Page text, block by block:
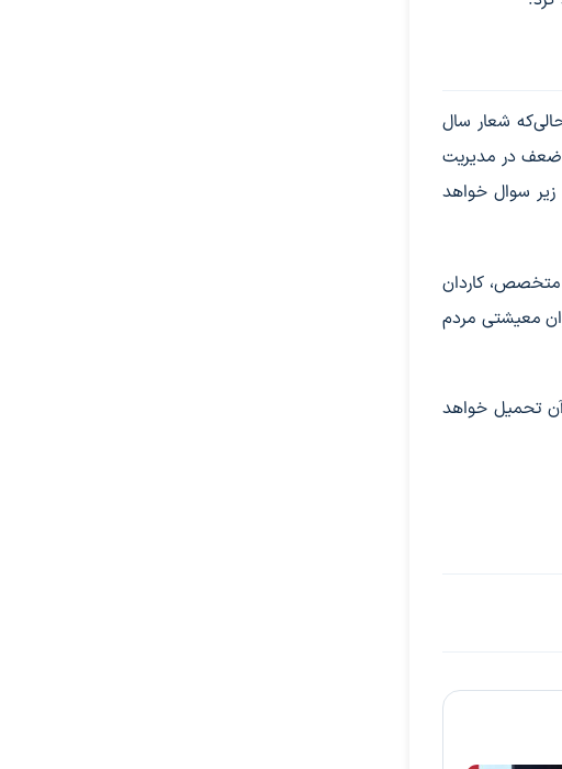
شعار سال
ضعف در مدیریت
سوال خواهد
متخصص، کاردان
معیشتی مردم
آن تحمیل خواهد